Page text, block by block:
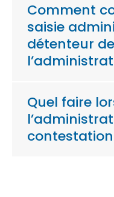
Comment
saisie
détenteur
Quel faire
contestation